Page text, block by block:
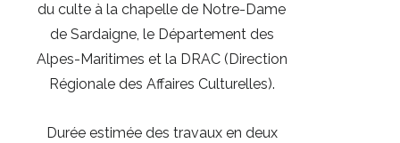
du culte à la chapelle de Notre-Dame
de Sardaigne, le Département des
Alpes-Maritimes et la DRAC (Direction
Régionale des Affaires Culturelles).
Durée estimée des travaux en deux